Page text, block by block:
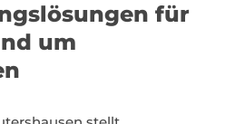
für
um